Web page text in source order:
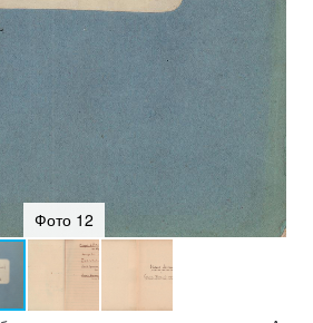
Фото 12